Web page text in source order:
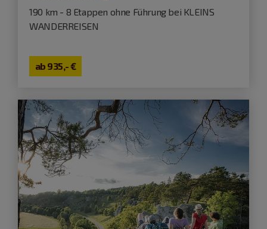
190 km - 8 Etappen ohne Führung bei KLEINS
WANDERREISEN
ab 935,- €